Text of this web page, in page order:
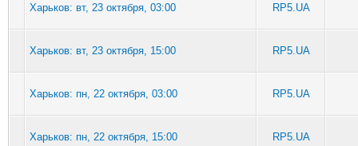
Харьков: вт, 23 октября, 03:00 RP5.UA
Харьков: вт, 23 октября, 15:00 RP5.UA
Харьков: пн, 22 октября, 03:00 RP5.UA
Харьков: пн, 22 октября, 15:00 RP5.UA